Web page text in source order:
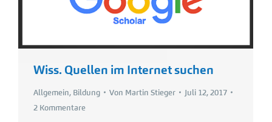
Wiss. Quellen im Internet suchen
Allgemein, Bildung Von Martin Stieger
Juli 12, 2017
2 Kommentare